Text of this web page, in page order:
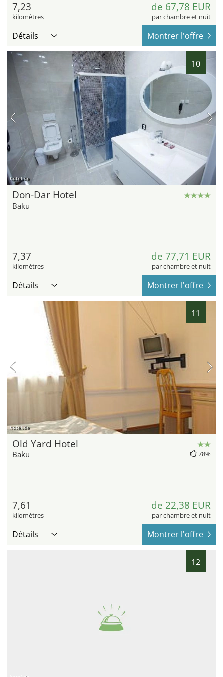
7,23
kilomètres
de 67,78 EUR
par chambre et nuit
Détails Montrer l'offre
10
hotel.de
Don-Dar Hotel
Baku
7,37
kilomètres
de 77,71 EUR
par chambre et nuit
Détails Montrer l'offre
11
hotel.de
Old Yard Hotel
Baku 78%
7,61
kilomètres
de 22,38 EUR
par chambre et nuit
Détails Montrer l'offre
12